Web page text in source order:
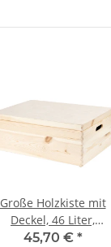
Große Holzkiste mit
Deckel, 46 Liter,
Tragegriffe,
45,70 € *